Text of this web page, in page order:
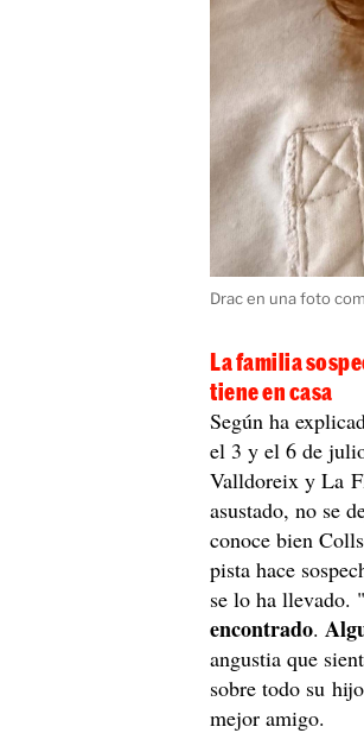
Drac en una foto
La familia
tiene en casa
Según ha
el 3 y el 6 de
Valldoreix y La
asustado, no se
conoce bien
pista hace
se lo ha llevado.
encontrado.
angustia que
sobre todo su
mejor amigo.